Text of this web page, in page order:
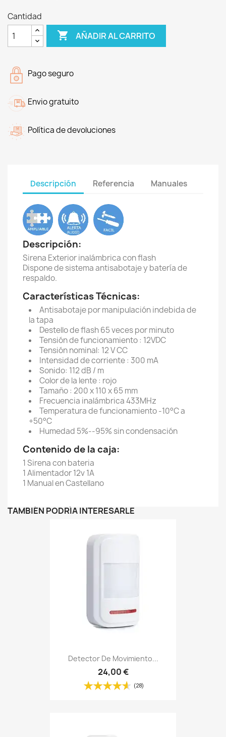
Cantidad
 AÑADIR AL CARRITO
Pago seguro
Envio gratuito
Política de devoluciones
Descripción Referencia Manuales
Descripción:
Sirena Exterior inalámbrica con flash
Dispone de sistema antisabotaje y batería de
respaldo.
Características Técnicas:
Antisabotaje por manipulación indebida de
la tapa
Destello de flash 65 veces por minuto
Tensión de funcionamiento : 12VDC
Tensión nominal: 12 V CC
Intensidad de corriente : 300 mA
Sonido: 112 dB / m
Color de la lente : rojo
Tamaño : 200 x 110 x 65 mm
Frecuencia inalámbrica 433MHz
Temperatura de funcionamiento -10°C a
+50°C
Humedad 5%--95% sin condensación
Contenido de la caja:
1 Sirena con bateria
1 Alimentador 12v 1A
1 Manual en Castellano
TAMBIÉN PODRÍA INTERESARLE
Detector De Movimiento...
24,00 €
(28)